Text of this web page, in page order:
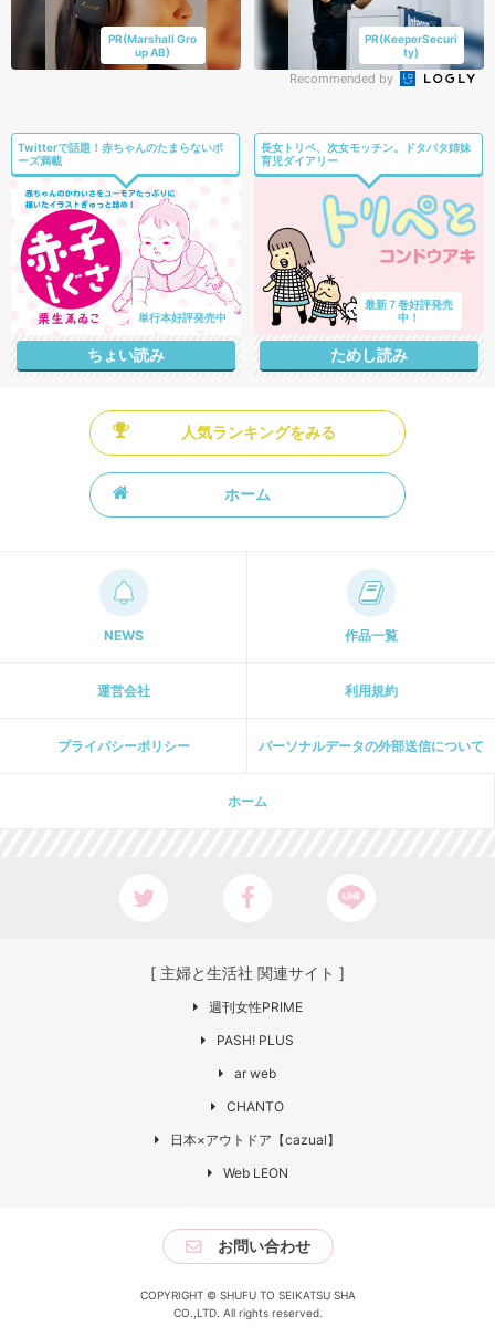
PR(Marshall Gro
up AB)
PR(KeeperSecuri
ty)
Recommended by
Twitterで話題！赤ちゃんのたまらないポ
ーズ満載
単行本好評発売中
ちょい読み
長女トリペ、次女モッチン。ドタバタ姉妹
育児ダイアリー
最新７巻好評発売
中！
ためし読み
人気ランキングをみる
ホーム
NEWS 作品一覧
運営会社 利用規約
プライパシーポリシー パーソナルデータの外部送信について
ホーム
[ 主婦と生活社 関連サイト ]
週刊女性PRIME
PASH! PLUS
ar web
CHANTO
日本×アウトドア【cazual】
Web LEON
お問い合わせ
COPYRIGHT © SHUFU TO SEIKATSU SHA
CO.,LTD. All rights reserved.